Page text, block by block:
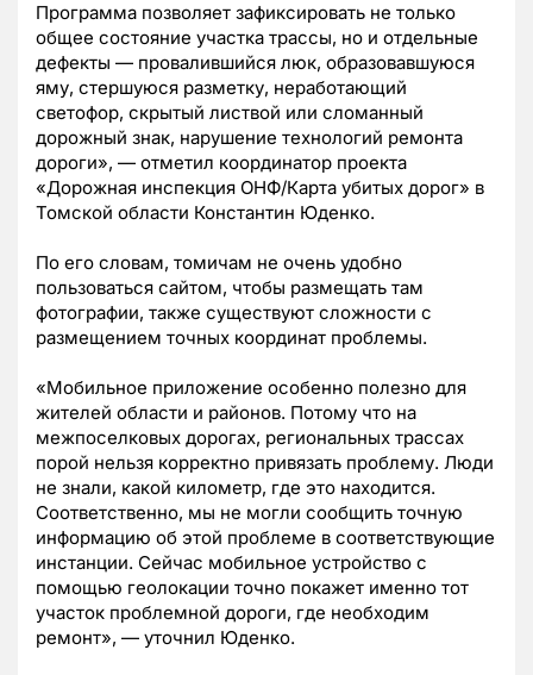
Программа позволяет зафиксировать не только
общее состояние участка трассы, но и отдельные
дефекты — провалившийся люк, образовавшуюся
яму, стершуюся разметку, неработающий
светофор, скрытый листвой или сломанный
дорожный знак, нарушение технологий ремонта
дороги», — отметил координатор проекта
«Дорожная инспекция ОНФ/Карта убитых дорог» в
Томской области Константин Юденко.
По его словам, томичам не очень удобно
пользоваться сайтом, чтобы размещать там
фотографии, также существуют сложности с
размещением точных координат проблемы.
«Мобильное приложение особенно полезно для
жителей области и районов. Потому что на
межпоселковых дорогах, региональных трассах
порой нельзя корректно привязать проблему. Люди
не знали, какой километр, где это находится.
Соответственно, мы не могли сообщить точную
информацию об этой проблеме в соответствующие
инстанции. Сейчас мобильное устройство с
помощью геолокации точно покажет именно тот
участок проблемной дороги, где необходим
ремонт», — уточнил Юденко.